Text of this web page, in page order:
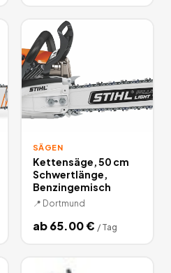
SÄGEN
Kettensäge, 50 cm
Schwertlänge,
Benzingemisch
📍 Dortmund
ab65.00€ / Tag